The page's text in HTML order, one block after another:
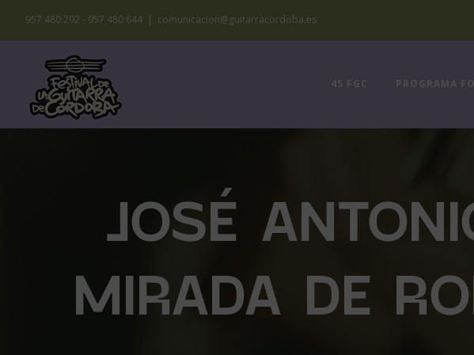
Saltar
al
contenido
957 480 292 - 957 480 644 | comunicacion@guitarracordoba.es
45 FGC PROGRAMA
JOSÉ
MIRADA DE